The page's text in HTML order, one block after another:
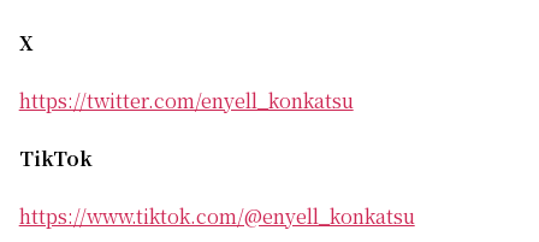
X
https://twitter.com/enyell_konkatsu
TikTok
https://www.tiktok.com/@enyell_konkatsu